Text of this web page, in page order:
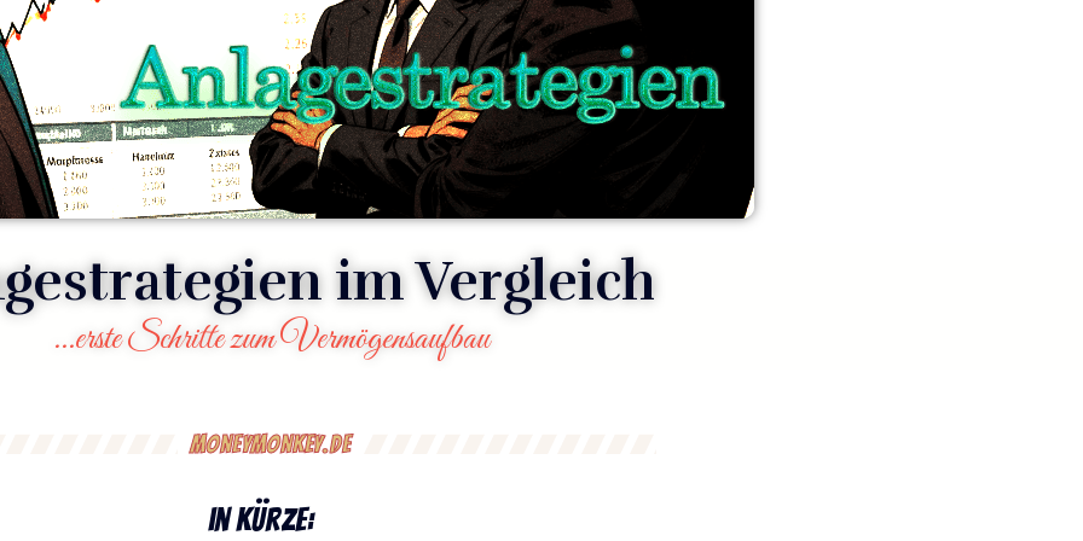
im Vergleich
...erste Schritte zum Vermögensaufbau
Moneymonkey.de
in Kürze: